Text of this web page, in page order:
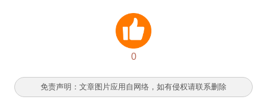
0
免责声明：文章图片应用自网络，如有侵权请联系删除